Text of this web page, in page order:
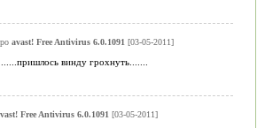
avast! Free Antivirus 6.0.1091 [03-05-2011]
винду грохнуть.......
Free Antivirus 6.0.1091 [03-05-2011]